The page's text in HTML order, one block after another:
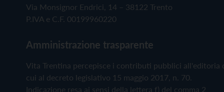
Via Monsignor Endrici, 14 – 38122 Trento
P.IVA e C.F. 00199960220
Amministrazione trasparente
Vita Trentina percepisce i contributi pubblici all'editoria
cui al decreto legislativo 15 maggio 2017, n. 70.
Indicazione resa ai sensi della lettera f) del comma 2